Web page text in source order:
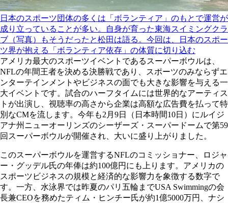
日本のスポーツ団体の多くは「ボランティア」のもとで運営が
成り立っていることが多い。自身が育った東海スイミングクラ
ブ（写真）もそうだったと松田は語る。今回は、日本のスポー
ツ界が抱える「ボランティア依存」の体質に切り込む
アメリカ最大のスポーツイベントであるスーパーボウルは、
NFLの年間王者を決める決勝戦であり、スポーツのみならずエ
ンターテインメントやビジネスの面でも大きな影響を与える一
大イベントです。試合のハーフタイムには世界的なアーティス
トが出演し、視聴率の高さから企業は高額な広告費を払って特
別なCMを流します。今年も2月9日（日本時間10日）にルイジ
アナ州ニューオーリンズのシーザーズ・スーパードームで第59
回スーパーボウルが開催され、大いに盛り上がりました。
このスーパーボウルを運営するNFLのコミッショナー、ロジャ
ー・グッデル氏の年俸は約100億円にも上ります。アメリカの
スポーツビジネスの規模と経済的な影響力を象徴する数字で
す。一方、水泳界では昨夏のパリ五輪までUSA Swimmingの会
長兼CEOを務めたティム・ヒンチー氏が約1億5000万円、ナシ